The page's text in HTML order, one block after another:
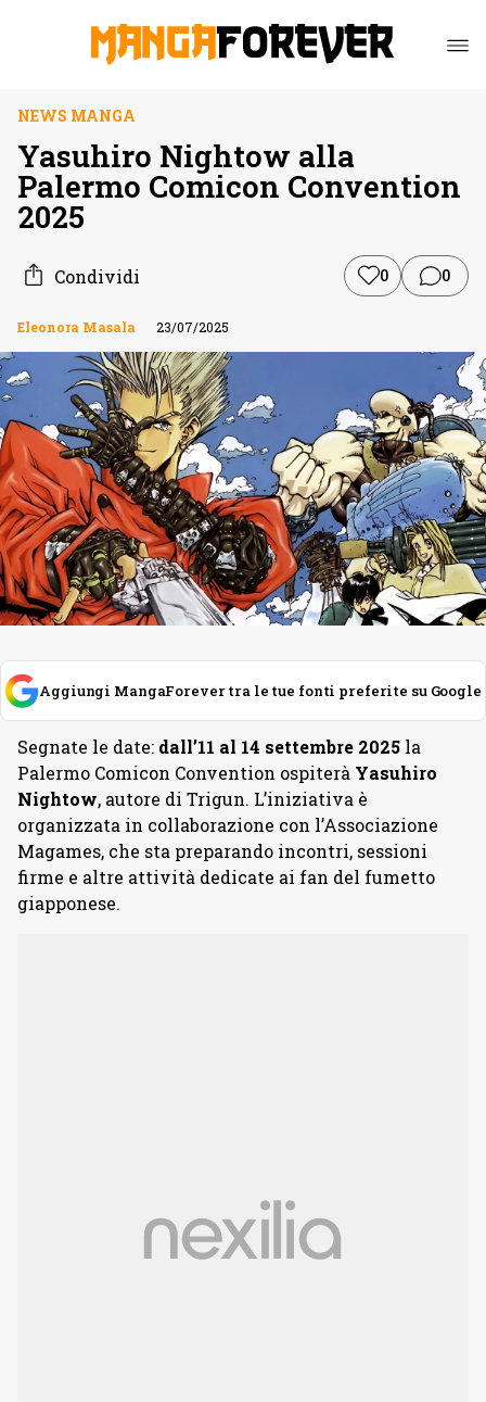
NEWS MANGA
Yasuhiro Nightow alla
Palermo Comicon Convention
2025
Condividi 0 0
Eleonora Masala 23/07/2025
Aggiungi MangaForever tra le tue fonti preferite su Google
Segnate le date: dall’11 al 14 settembre 2025 la
Palermo Comicon Convention ospiterà Yasuhiro
Nightow, autore di Trigun. L’iniziativa è
organizzata in collaborazione con l’Associazione
Magames, che sta preparando incontri, sessioni
firme e altre attività dedicate ai fan del fumetto
giapponese.